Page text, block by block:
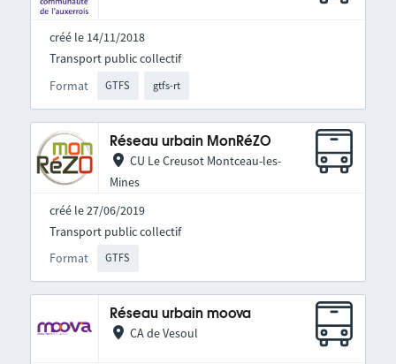
créé le 14/11/2018
Format GTFS gtfs-rt
Transport public collectif
Réseau urbain MonRéZO
CU Le Creusot Montceau-les-
Mines
créé le 27/06/2019
Format GTFS
Transport public collectif
Réseau urbain moova
CA de Vesoul